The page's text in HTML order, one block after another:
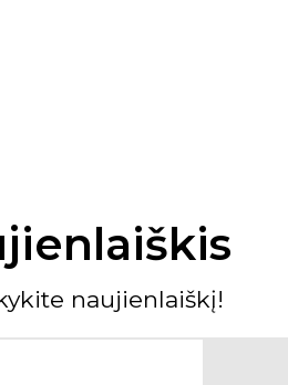
naujienlaiškį!